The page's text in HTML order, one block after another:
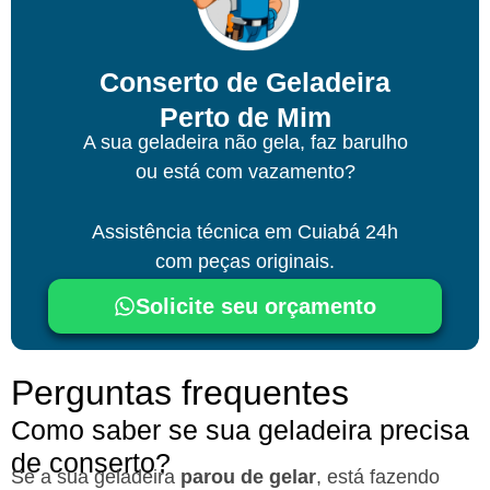
Conserto de Geladeira
Perto de Mim
A sua geladeira não gela, faz barulho
ou está com vazamento?
Assistência técnica em Cuiabá 24h
com peças originais.
Solicite seu orçamento
Perguntas frequentes
Como saber se sua geladeira precisa
de conserto?
Se a sua geladeira parou de gelar, está fazendo